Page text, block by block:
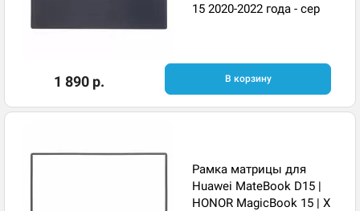
15 2020-2022 года - сер
1 890 р. В корзину
Рамка матрицы для
Huawei MateBook D15 |
HONOR MagicBook 15 | X